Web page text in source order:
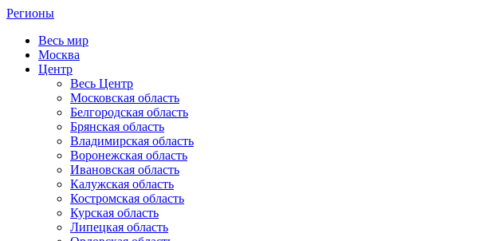
Регионы
Весь мир
Москва
Центр
Весь Центр
Московская область
Белгородская область
Брянская область
Владимирская область
Воронежская область
Ивановская область
Калужская область
Костромская область
Курская область
Липецкая область